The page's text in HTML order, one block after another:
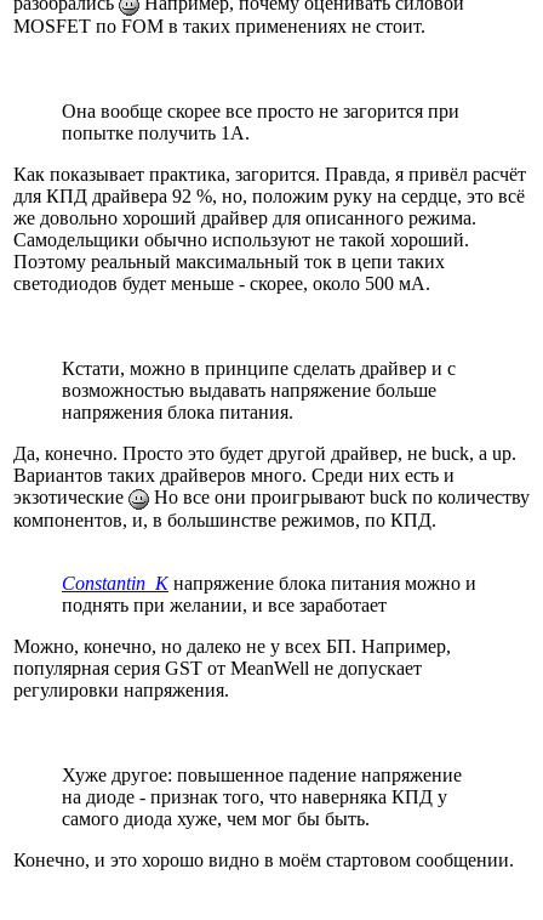
MOSFET по FOM в таких применениях не стоит.
Она вообще скорее все просто не загорится при
попытке получить 1A.
Как показывает практика, загорится. Правда, я привёл расчёт
для КПД драйвера 92 %, но, положим руку на сердце, это всё
же довольно хороший драйвер для описанного режима.
Самодельщики обычно используют не такой хороший.
Поэтому реальный максимальный ток в цепи таких
светодиодов будет меньше - скорее, около 500 мА.
Кстати, можно в принципе сделать драйвер и с
возможностью выдавать напряжение больше
напряжения блока питания.
Да, конечно. Просто это будет другой драйвер, не buck, а up.
Вариантов таких драйверов много. Среди них есть и
экзотические
Но все они проигрывают buck по количеству
компонентов, и, в большинстве режимов, по КПД.
Constantin_K напряжение блока питания можно и
поднять при желании, и все заработает
Можно, конечно, но далеко не у всех БП. Например,
популярная серия GST от MeanWell не допускает
регулировки напряжения.
Хуже другое: повышенное падение напряжение
на диоде - признак того, что наверняка КПД у
самого диода хуже, чем мог бы быть.
Конечно, и это хорошо видно в моём стартовом сообщении.